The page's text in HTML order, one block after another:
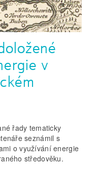
v
řady tematicky
seznámil s
o využívání energie
středověku.